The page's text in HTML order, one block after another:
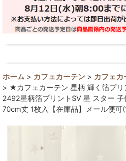
ホーム > カフェカーテン > カフェカ
> ★カフェカーテン 星柄 輝く箔プ
2492星柄箔プリントSV 星 スター
70cm丈 1枚入【在庫品】メール便可